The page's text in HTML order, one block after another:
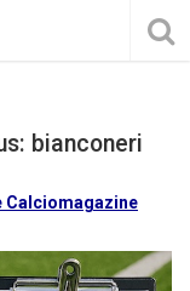
bianconeri
Calciomagazine